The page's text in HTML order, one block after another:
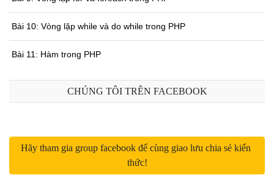
Bài 10: Vòng lặp while và do while trong PHP
Bài 11: Hàm trong PHP
Bài 12: Phương thức GET và POST trong PHP
Bài 14: include, include_once, require, require_once trong PHP
Bài 15: Các hàm xử lý chuỗi trong PHP
CHÚNG TÔI TRÊN FACEBOOK
Hãy tham gia group facebook để cùng giao lưu chia sẻ kiến
thức!